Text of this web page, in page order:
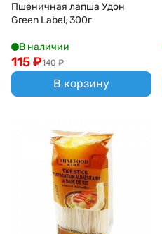
Пшеничная лапша Удон
Green Label, 300г
В наличии
140 ₽
115₽
В корзину